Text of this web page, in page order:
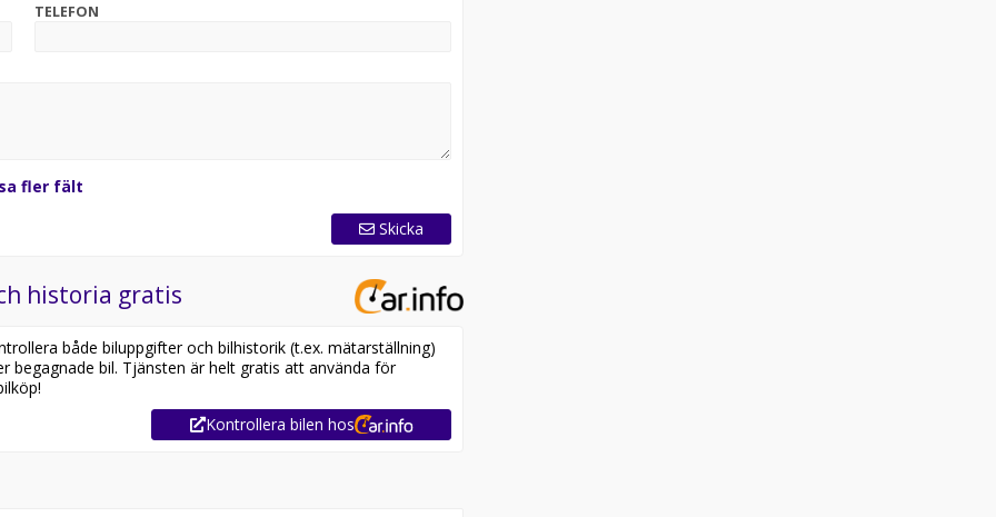
att förlänga garantiperioden upp till 3 år, fråga
bilar, kolla med en säljare för tillgänglighet och pris på
TELEFON
fler fält
Skicka
historia gratis
både biluppgifter och bilhistorik (t.ex. mätarställning)
begagnade bil. Tjänsten är helt gratis att använda för
Kontrollera bilen hos